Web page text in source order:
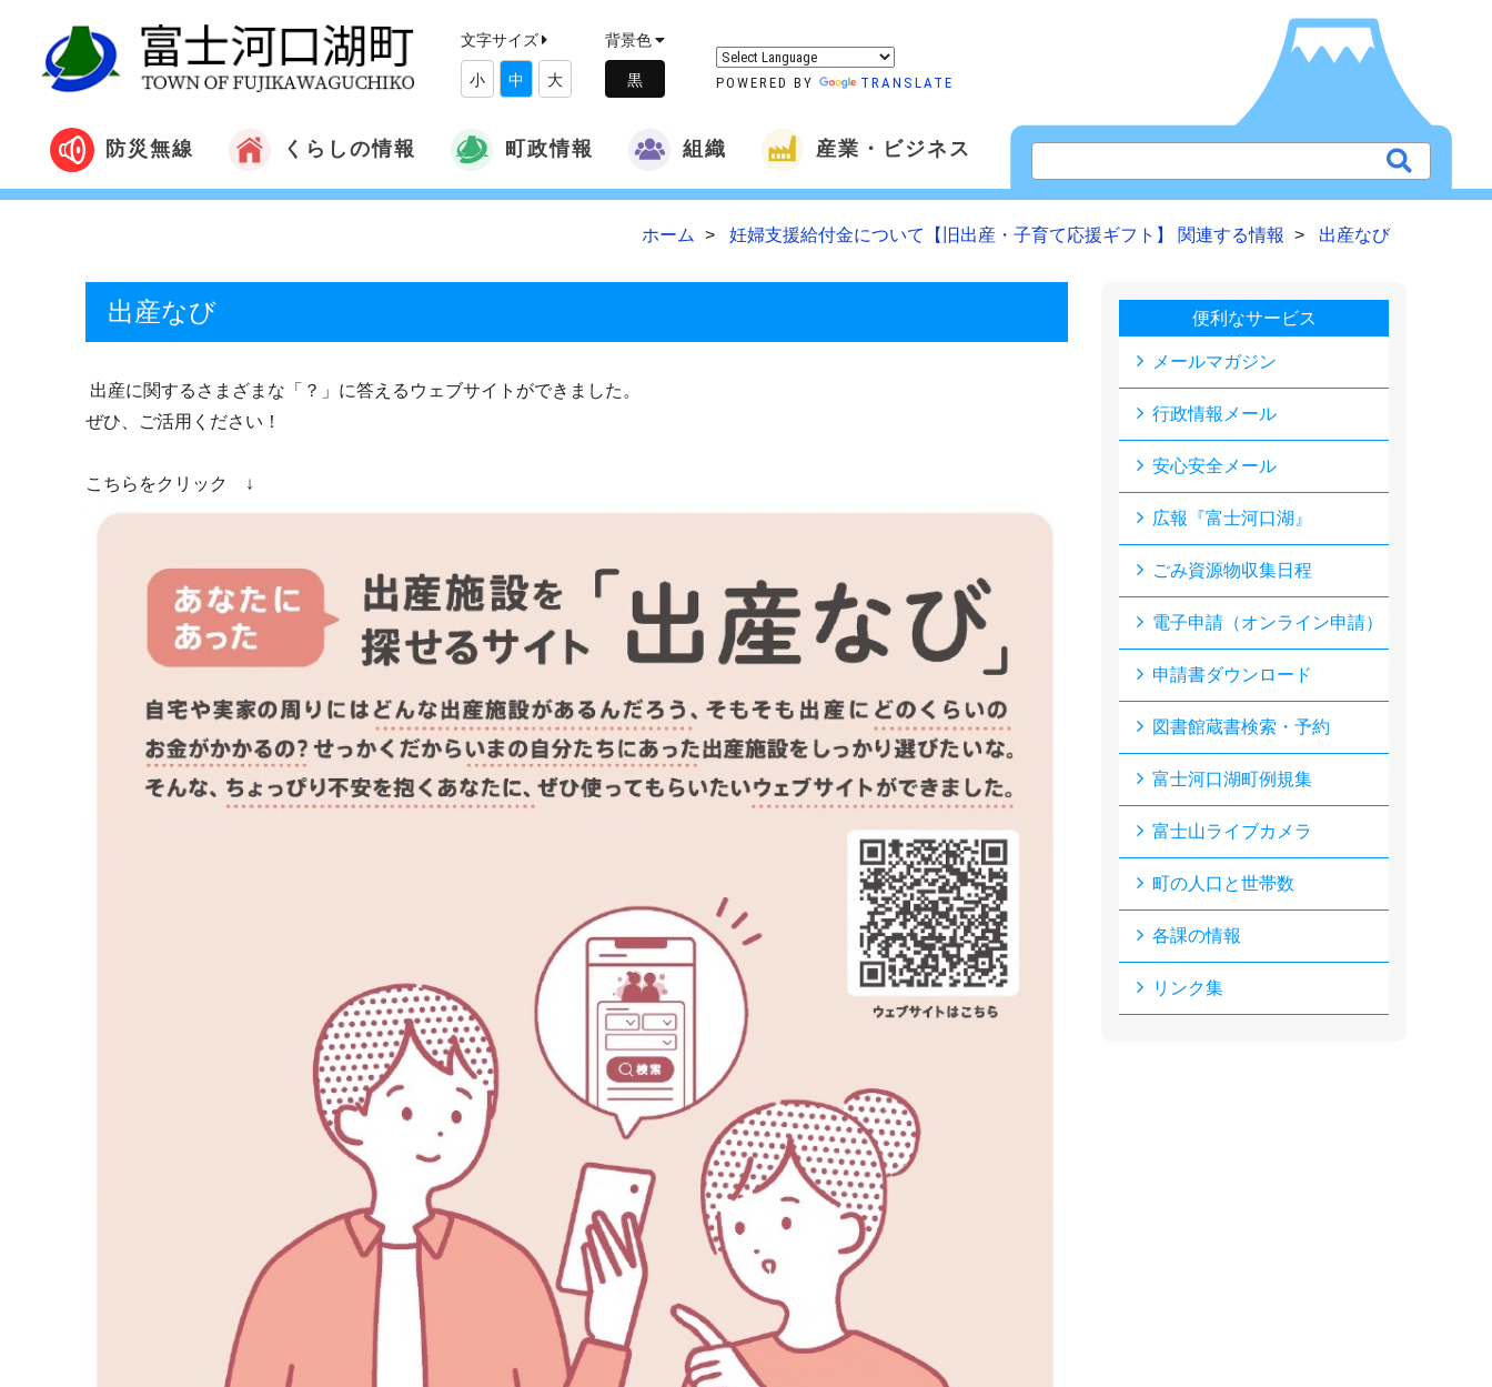
文字サイズ
小 中 大
背景色
POWERED BY TRANSLATE
防災無線 くらしの情報 町政情報 組織 産業・ビジネス
ホーム 妊婦支援給付金について【旧出産・子育て応援ギフト】 関連する情報 出産なび
出産なび
出産に関するさまざまな「？」に答えるウェブサイトができました。
ぜひ、ご活用ください！
こちらをクリック ↓
便利なサービス
メールマガジン
行政情報メール
安心安全メール
広報『富士河口湖』
ごみ資源物収集日程
電子申請（オンライン申請）
申請書ダウンロード
図書館蔵書検索・予約
富士河口湖町例規集
富士山ライブカメラ
町の人口と世帯数
各課の情報
リンク集